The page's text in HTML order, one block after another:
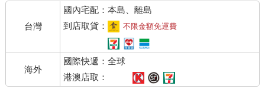
台灣
國內宅配：本島、離島
到店取貨：
不限金額免運費
海外
國際快遞：全球
港澳店取：